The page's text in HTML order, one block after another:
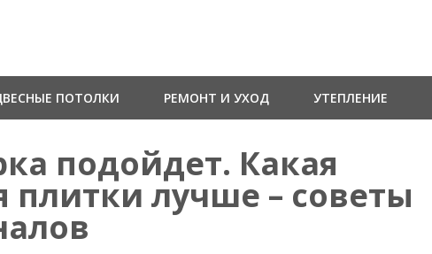
ПОТОЛКИ РЕМОНТ И УХОД УТЕПЛЕНИЕ
подойдет. Какая
плитки лучше – советы